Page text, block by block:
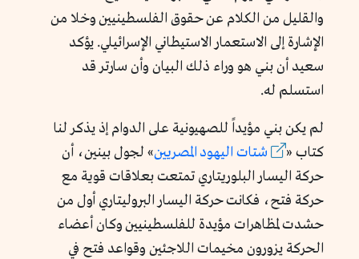
والقليل من الكلام عن حقوق الفلسطينيين وخلا من
الإشارة إلى الاستعمار الاستيطاني الإسرائيلي. يؤكد
سعيد أن بني هو وراء ذلك البيان وأن سارتر قد
استسلم له.
لم يكن بني مؤيداً للصهيونية على الدوام إذ يذكر لنا
كتاب «
شتات اليهود المصريين» لجول بينين، أن
حركة اليسار البلوريتاري تمتعت بعلاقات قوية مع
حركة فتح، فكانت حركة اليسار البروليتاري أول من
حشدت لمظاهرات مؤيدة للفلسطينيين وكان أعضاء
الحركة يزورون مخيمات اللاجئين وقواعد فتح في